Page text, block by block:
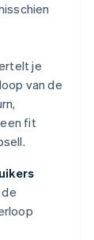
je
van de
fit